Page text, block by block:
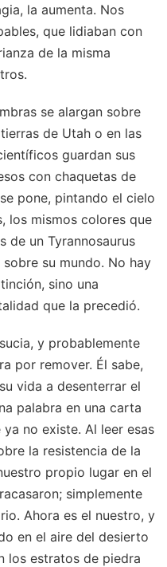
la aumenta. Nos
que lidiaban con
de la misma
se alargan sobre
de Utah o en las
guardan sus
con chaquetas de
pone, pintando el cielo
los mismos colores que
de un Tyrannosaurus
su mundo. No hay
sino una
que la precedió.
y probablemente
por remover. Él sabe,
vida a desenterrar el
palabra en una carta
no existe. Al leer esas
la resistencia de la
propio lugar en el
simplemente
Ahora es el nuestro, y
en el aire del desierto
los estratos de piedra